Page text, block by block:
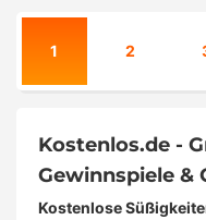
1 2
Kostenlos.de -
Gewinnspiele &
Kostenlose